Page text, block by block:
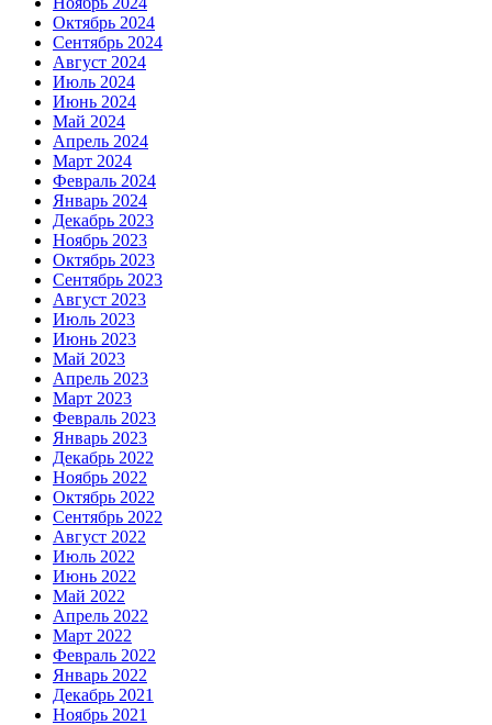
Октябрь 2024
Сентябрь 2024
Август 2024
Июль 2024
Июнь 2024
Май 2024
Апрель 2024
Март 2024
Февраль 2024
Январь 2024
Декабрь 2023
Ноябрь 2023
Октябрь 2023
Сентябрь 2023
Август 2023
Июль 2023
Июнь 2023
Май 2023
Апрель 2023
Март 2023
Февраль 2023
Январь 2023
Декабрь 2022
Ноябрь 2022
Октябрь 2022
Сентябрь 2022
Август 2022
Июль 2022
Июнь 2022
Май 2022
Апрель 2022
Март 2022
Февраль 2022
Январь 2022
Декабрь 2021
Ноябрь 2021